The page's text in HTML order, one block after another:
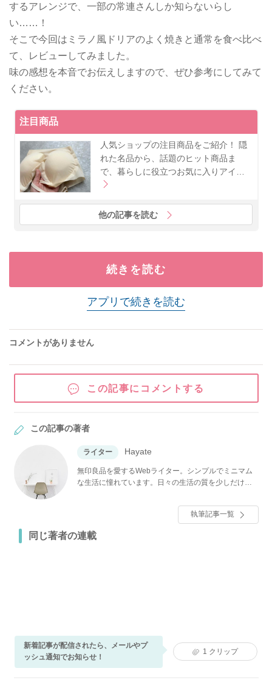
するアレンジで、一部の常連さんしか知らないらし
い……！
そこで今回はミラノ風ドリアのよく焼きと通常を食べ比べ
て、レビューしてみました。
味の感想を本音でお伝えしますので、ぜひ参考にしてみて
ください。
注目商品
人気ショップの注目商品をご紹介！ 隠
れた名品から、話題のヒット商品ま
で、暮らしに役立つお気に入りアイ…
他の記事を読む
続きを読む
アプリで続きを読む
コメントがありません
この記事にコメントする
この記事の著者
ライター Hayate
無印良品を愛するWebライター。シンプルでミニマム
な生活に憧れています。日々の生活の質を少しだけ上
執筆記事一覧
同じ著者の連載
新着記事が配信されたら、メールやプ
ッシュ通知でお知らせ！
1 クリップ